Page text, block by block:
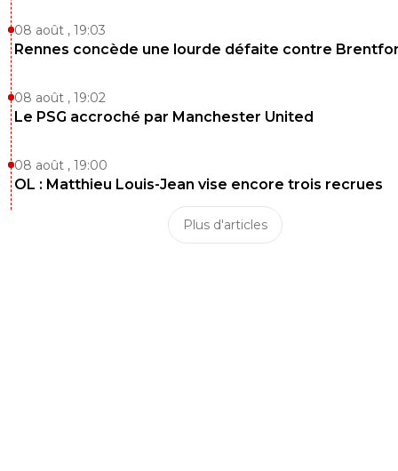
08 août , 19:03
Rennes concède une lourde défaite contre
08 août , 19:02
Le PSG accroché par Manchester United
08 août , 19:00
OL : Matthieu Louis-Jean vise encore trois recrues
Plus d'articles